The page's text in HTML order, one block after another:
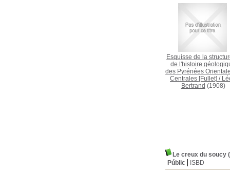
Esquisse de la
de l'histoire
des Pyrénées
Centrales [Fullet] /
Bertrand (1908)
Le creux du soucy
Públic
ISBD